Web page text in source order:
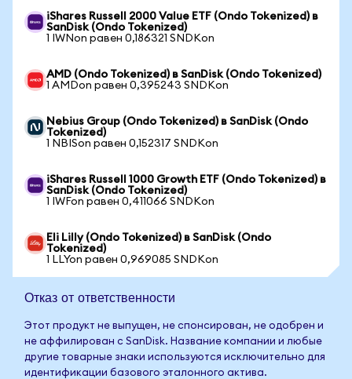
iShares Russell 2000 Value ETF (Ondo Tokenized) в
SanDisk (Ondo Tokenized)
1 IWNon равен 0,186321 SNDKon
AMD (Ondo Tokenized) в SanDisk (Ondo Tokenized)
1 AMDon равен 0,395243 SNDKon
Nebius Group (Ondo Tokenized) в SanDisk (Ondo
Tokenized)
1 NBISon равен 0,152317 SNDKon
iShares Russell 1000 Growth ETF (Ondo Tokenized) в
SanDisk (Ondo Tokenized)
1 IWFon равен 0,411066 SNDKon
Eli Lilly (Ondo Tokenized) в SanDisk (Ondo
Tokenized)
1 LLYon равен 0,969085 SNDKon
Отказ от ответственности
Этот продукт не выпущен, не спонсирован, не одобрен и
не аффилирован с SanDisk. Название компании и любые
другие товарные знаки используются исключительно для
идентификации базового эталонного актива.